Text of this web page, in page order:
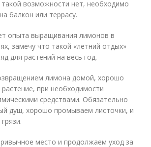
такой возможности нет, необходимо
балкон или террасу.
опыта выращивания лимонов в
замечу что такой «летний отдых»
для растений на весь год.
лимона домой, хорошо
при необходимости
средствами. Обязательно
душ, хорошо промываем листочки, и
место и продолжаем уход за